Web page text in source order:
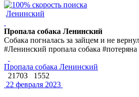
Ленинский
Пропала собака Ленинский
Собака погналась за зайцем и не
#Ленинский пропала собака #потеряна
Пропала собака Ленинский
21703
1552
22 февраля 2023